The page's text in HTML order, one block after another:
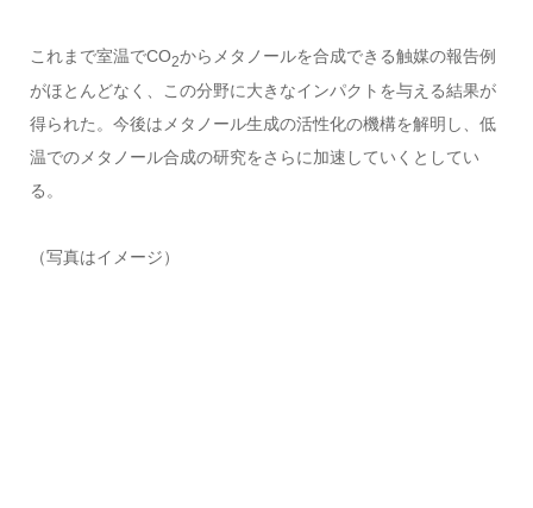
これまで室温でCO2からメタノールを合成できる触媒の報告例
がほとんどなく、この分野に大きなインパクトを与える結果が
得られた。今後はメタノール生成の活性化の機構を解明し、低
温でのメタノール合成の研究をさらに加速していくとしてい
る。
（写真はイメージ）